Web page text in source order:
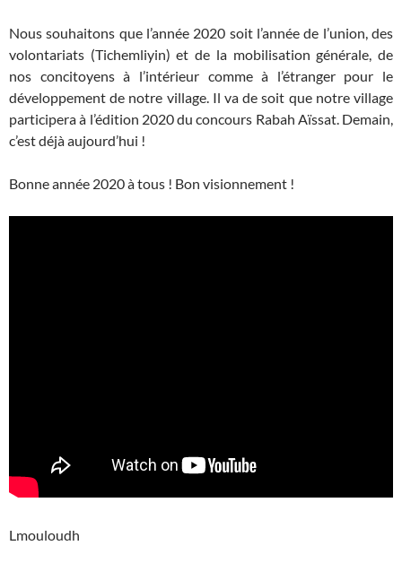
Nous souhaitons que l’année 2020 soit l’année de l’union, des
volontariats (Tichemliyin) et de la mobilisation générale, de
nos concitoyens à l’intérieur comme à l’étranger pour le
développement de notre village. Il va de soit que notre village
participera à l’édition 2020 du concours Rabah Aïssat. Demain,
c’est déjà aujourd’hui !
Bonne année 2020 à tous ! Bon visionnement !
Lmouloudh